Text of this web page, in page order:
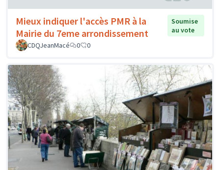
Mieux indiquer l'accès PMR à la
Mairie du 7eme arrondissement
Soumise
au vote
CDQJeanMacé
0 0